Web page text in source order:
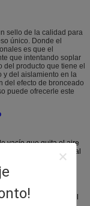
sello de la calidad para
único. Donde el
es que el
que intentando soplar
del producto que tiene el
y del aislamiento en la
del efecto de bronceado
puede ofrecerle este
vacío que quita el aire
del enfriamiento al
el bomba de vacío
produce. Y se hace del